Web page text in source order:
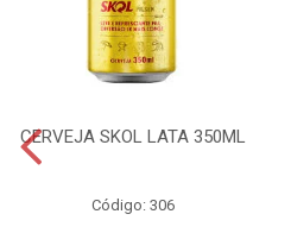
CERVEJA SKOL LATA 350ML
Código: 306